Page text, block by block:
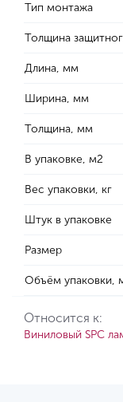
Тип монтажа
Толщина
Длина, мм
Ширина, мм
Толщина, мм
В упаковке, м2
Вес упаковки, кг
Штук в упаковке
Размер
Объём упаковки,
Относится к:
Виниловый SPC